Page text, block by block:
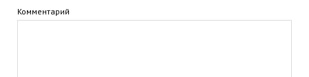
Комментарий